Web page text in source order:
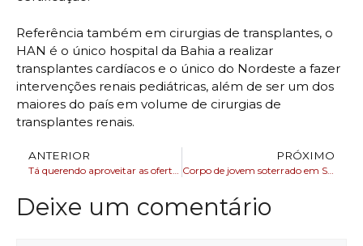
Referência também em cirurgias de transplantes, o
HAN é o único hospital da Bahia a realizar
transplantes cardíacos e o único do Nordeste a fazer
intervenções renais pediátricas, além de ser um dos
maiores do país em volume de cirurgias de
transplantes renais.
ANTERIOR PRÓXIMO
Corpo de jovem soterrado em Salvador é encontrado após deslizamento de terra
Deixe um comentário